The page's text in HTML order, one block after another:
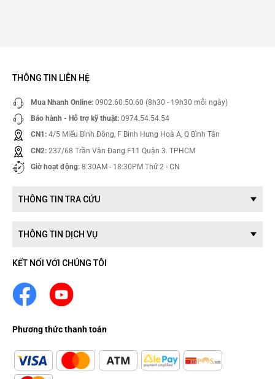
THÔNG TIN LIÊN HỆ
Mua Nhanh Online: 0902.60.50.60 (8h30 - 19h30 mỗi ngày)
Bảo hành - Hỗ trợ kỹ thuật: 0974.54.54.54
CN1: 4/5 Miếu Bình Đông, F Bình Hưng Hoà A, Q Bình Tân
CN2: 237/68 Trần Văn Đang F11 Quận 3. TPHCM
Giờ hoạt động: 8:30AM - 18:30PM Thứ 2 - CN
THÔNG TIN TRA CỨU
THÔNG TIN DỊCH VỤ
KẾT NỐI VỚI CHÚNG TÔI
Phương thức thanh toán